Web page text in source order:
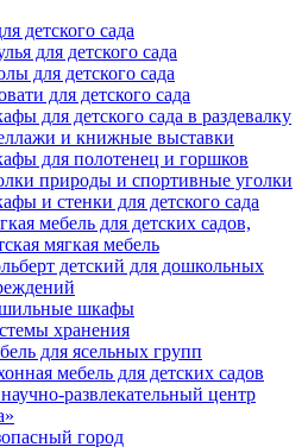
детского сада
для детского сада
для детского сада
для детского сада
для детского сада в раздевалку
и книжные выставки
для полотенец и горшков
природы и спортивные уголки
и стенки для детского сада
мебель для детских садов,
мягкая мебель
детский для дошкольных
шкафы
хранения
для ясельных групп
мебель для детских садов
развлекательный центр
город